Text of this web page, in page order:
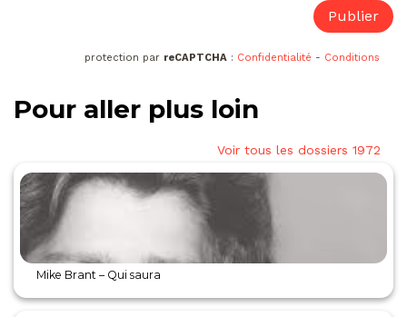
protection par reCAPTCHA : Confidentialité - Conditions
Pour aller plus loin
Voir tous les dossiers 1972
Mike Brant – Qui saura